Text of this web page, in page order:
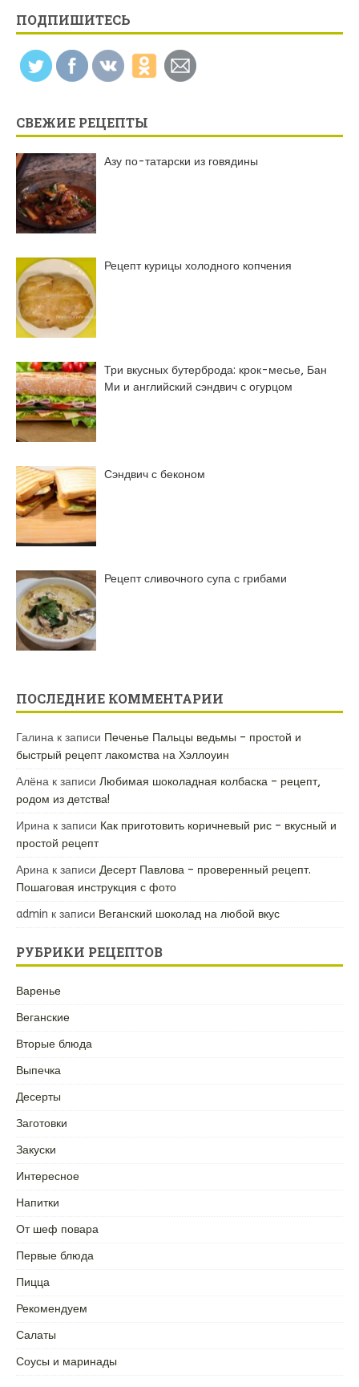
ПОДПИШИТЕСЬ
СВЕЖИЕ РЕЦЕПТЫ
Азу по-татарски из говядины
Рецепт курицы холодного копчения
Три вкусных бутерброда: крок-месье, Бан
Ми и английский сэндвич с огурцом
Сэндвич с беконом
Рецепт сливочного супа с грибами
ПОСЛЕДНИЕ КОММЕНТАРИИ
Галина к записи Печенье Пальцы ведьмы – простой и
быстрый рецепт лакомства на Хэллоуин
Алёна к записи Любимая шоколадная колбаска – рецепт,
родом из детства!
Ирина к записи Как приготовить коричневый рис – вкусный и
простой рецепт
Арина к записи Десерт Павлова – проверенный рецепт.
Пошаговая инструкция с фото
admin к записи Веганский шоколад на любой вкус
РУБРИКИ РЕЦЕПТОВ
Варенье
Веганские
Вторые блюда
Выпечка
Десерты
Заготовки
Закуски
Интересное
Напитки
От шеф повара
Первые блюда
Пицца
Рекомендуем
Салаты
Соусы и маринады